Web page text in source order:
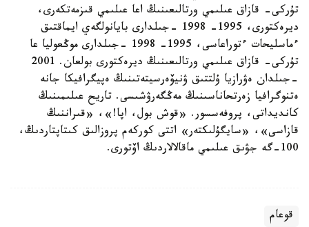
تۇركى- قازاق عىلىمي ورتالىعىنىڭ اعا عىلىمي قىزمەتكەرى،
ديرەكتورى، 1995- 1998 -جىلدارى بايانولگەي ايماقتىق
ءماسليحات ءتوراعاسى، 1995- 1998 -جىلدارى موڭعوليا عا
تۇركى- قازاق عىلىمي ورتالىعىنىڭ ديرەكتورى بولعان. 2001
-جىلدان ەۋرازيا ۇلتتىق ۋنيۆەرسيتەتىنىڭ ەپيگرافيكا جانە
ەتنوگرافيا زەرتحاناسىنىڭ مەڭگەرۋشىسى. تاريح عىلىمىنىڭ
كانديداتى، پروفەسسور. «قوش بول، اپا!»، «قىراننىڭ
قازاسى»، «سايگۇلىكتەر» اتتى كوركەم پروزالىق كىتاپتاردىڭ،
100-گە جۋىق عىلىمي ماقالالاردىڭ اۆتورى.
قوعام